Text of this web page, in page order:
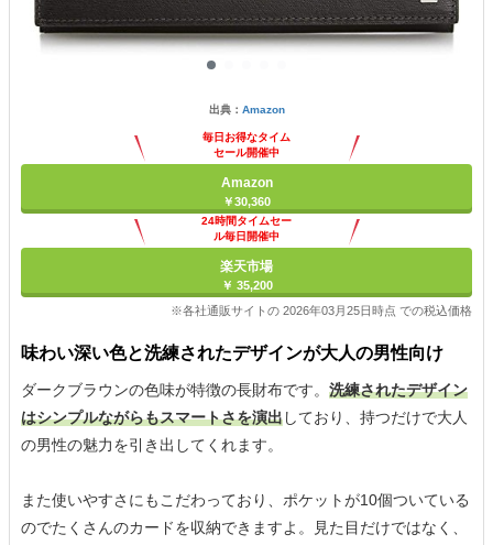
出典： Amazon
毎日お得なタイム
セール開催中
Amazon
￥30,360
24時間タイムセー
ル毎日開催中
楽天市場
￥ 35,200
※各社通販サイトの 2026年03月25日時点 での税込価格
味わい深い色と洗練されたデザインが大人の男性向け
ダークブラウンの色味が特徴の長財布です。 洗練されたデザイン
はシンプルながらもスマートさを演出しており、持つだけで大人
の男性の魅力を引き出してくれます。
また使いやすさにもこだわっており、ポケットが10個ついている
のでたくさんのカードを収納できますよ。見た目だけではなく、